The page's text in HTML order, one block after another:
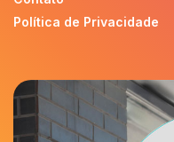
Política de Privacidade